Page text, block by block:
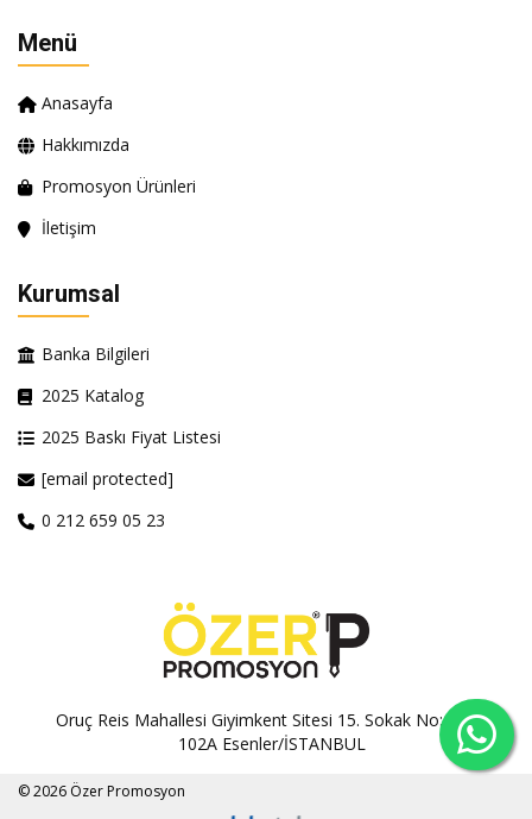
Menü
Anasayfa
Hakkımızda
Promosyon Ürünleri
İletişim
Kurumsal
Banka Bilgileri
2025 Katalog
2025 Baskı Fiyat Listesi
[email protected]
0 212 659 05 23
Oruç Reis Mahallesi Giyimkent Sitesi 15. Sokak No:100A-
102A Esenler/İSTANBUL
© 2026 Özer Promosyon